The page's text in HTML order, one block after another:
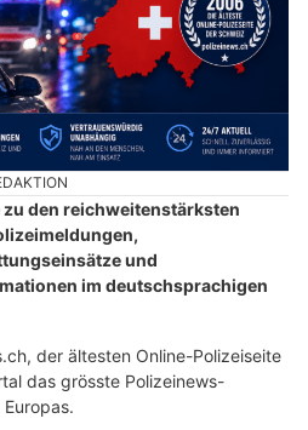
den reichweitenstärksten
und
im deutschsprachigen
der ältesten Online-Polizeiseite
das grösste Polizeinews-